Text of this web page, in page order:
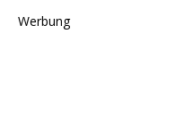
Werbung